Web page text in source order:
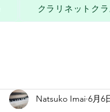
クラリネットク
Natsuko Imai 6月6